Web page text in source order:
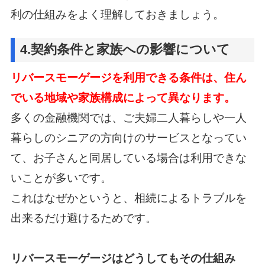
利の仕組みをよく理解しておきましょう。
4.契約条件と家族への影響について
リバースモーゲージを利用できる条件は、住ん
でいる地域や家族構成によって異なります。
多くの金融機関では、ご夫婦二人暮らしや一人
暮らしのシニアの方向けのサービスとなってい
て、 お子さんと同居している場合は利用できな
いことが多いです。
これはなぜかというと、相続によるトラブルを
出来るだけ避けるためです。
リバースモーゲージはどうしてもその仕組み